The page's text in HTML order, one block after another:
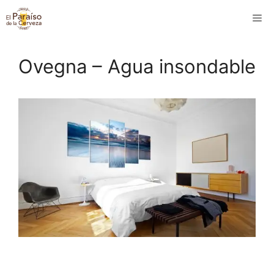
Saltar
al
Ovegna – Agua insondable